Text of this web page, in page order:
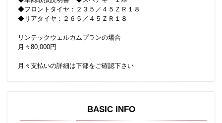
◆フロントタイヤ：２３５／４５ＺＲ１８
◆リアタイヤ：２６５／４５ＺＲ１８
リンテックウェルカムプランの場合
月々80,000円
月々支払いの詳細は下部をご確認下さい
BASIC INFO